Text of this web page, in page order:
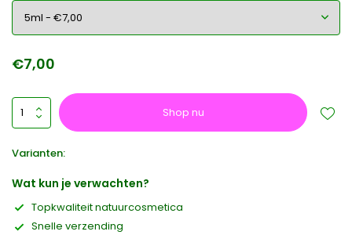
€7,00
Shop nu
Varianten:
Wat kun je verwachten?
Topkwaliteit natuurcosmetica
Snelle verzending